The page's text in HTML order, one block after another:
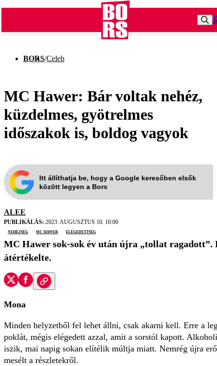
BORS/Celeb
MC Hawer: Bár voltak nehéz,
küzdelmes, gyötrelmes
időszakok is, boldog vagyok
Itt állíthatja be, hogy a Google keresőben elsők
között legyen a Bors
ALEE
PUBLIKÁLÁS: 2023. AUGUSZTUS 10. 10:00
nehézség
MC Hawer elégedettség
MC Hawer sok-sok év után újra „tollat ragadott”.
átértékelte.
Mona
Minden helyzetből fel lehet állni, csak akarni kell. Erre a
poklát, mégis elégedett azzal, amit a sorstól kapott.
iszik, mai napig sokan elítélik múltja miatt. Nemrég újra
mesélt a részletekről.